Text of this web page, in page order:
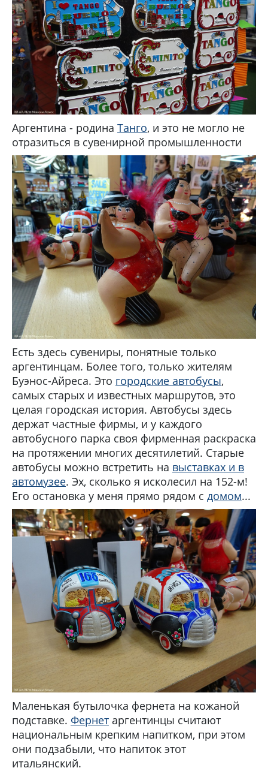
Аргентина - родина Танго, и это не могло не
отразиться в сувенирной промышленности
Есть здесь сувениры, понятные только
аргентинцам. Более того, только жителям
Буэнос-Айреса. Это городские автобусы,
самых старых и известных маршрутов, это
целая городская история. Автобусы здесь
держат частные фирмы, и у каждого
автобусного парка своя фирменная раскраска
на протяжении многих десятилетий. Старые
автобусы можно встретить на выставках и в
автомузее. Эх, сколько я исколесил на 152-м!
Его остановка у меня прямо рядом с домом...
Маленькая бутылочка фернета на кожаной
подставке. Фернет аргентинцы считают
национальным крепким напитком, при этом
они подзабыли, что напиток этот
итальянский.